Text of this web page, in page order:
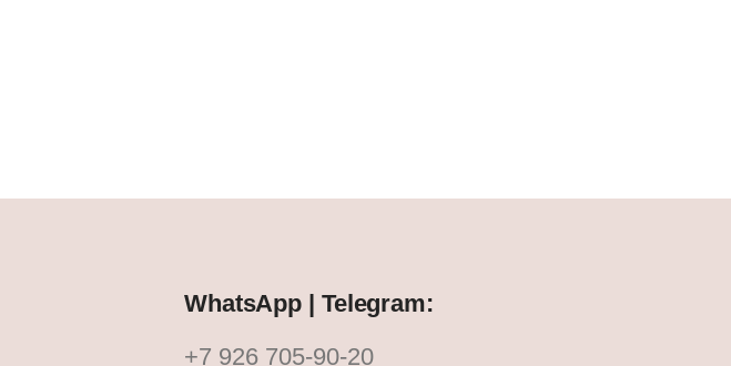
WhatsApp | Telegram:
+7 926 705-90-20